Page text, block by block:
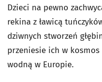
Dzieci na pewno
rekina z ławicą
dziwnych stworzeń
przeniesie ich w kosmos
wodną w Europie.